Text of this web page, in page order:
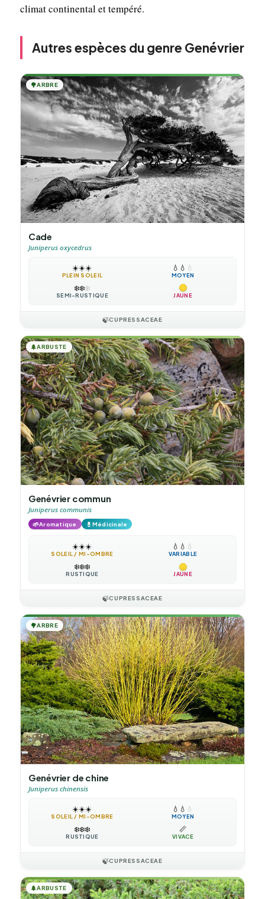
climat continental et tempéré.
Autres espèces du genre Genévrier
🌳ARBRE
Cade
Juniperus oxycedrus
☀️☀️☀️
PLEIN SOLEIL
💧 💧 💧
MOYEN
❄️❄️❄️
SEMI-RUSTIQUE JAUNE
🍃CUPRESSACEAE
🌲ARBUSTE
Genévrier commun
Juniperus communis
🌱Aromatique 💊 Médicinale
☀️☀️☀️
SOLEIL / MI-OMBRE
💧 💧 💧
VARIABLE
❄️❄️❄️
RUSTIQUE JAUNE
🍃CUPRESSACEAE
🌳ARBRE
Genévrier de chine
Juniperus chinensis
☀️☀️☀️
SOLEIL / MI-OMBRE
💧 💧 💧
MOYEN
❄️❄️❄️
RUSTIQUE
📏
VIVACE
🍃CUPRESSACEAE
🌲ARBUSTE